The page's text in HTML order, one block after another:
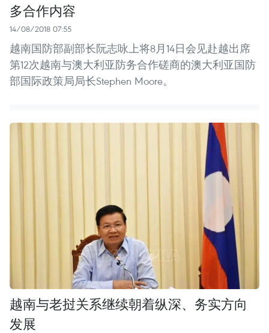
多合作内容
14/08/2018 07:55
越南国防部副部长阮志咏上将8月14日会见赴越出席
第12次越南与澳大利亚防务合作磋商的澳大利亚国防
部国际政策局局长Stephen Moore。
越南与老挝关系继续朝着纵深、务实方向
发展